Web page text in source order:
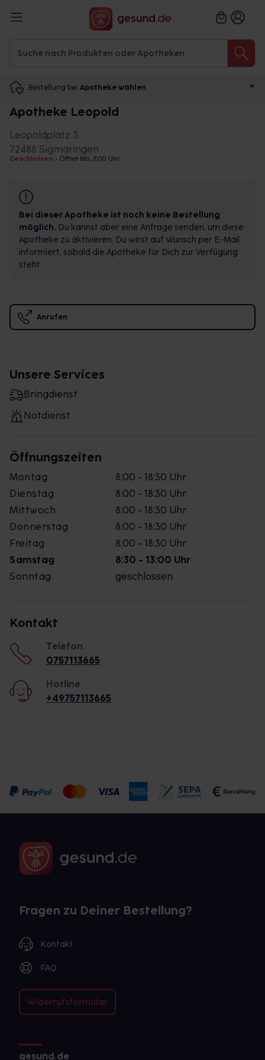
Bestellung bei Apotheke wählen
Apotheke Leopold
Leopoldplatz 3
72488 Sigmaringen
Geschlossen • Öffnet Mo., 8:00 Uhr
Bei dieser Apotheke ist noch keine Bestellung
möglich. Du kannst aber eine Anfrage senden, um diese
Apotheke zu aktivieren. Du wirst auf Wunsch per E-Mail
informiert, sobald die Apotheke für Dich zur Verfügung
steht.
Anrufen
Unsere Services
Bringdienst
Notdienst
Öffnungszeiten
Montag
8:00 - 18:30 Uhr
Dienstag
8:00 - 18:30 Uhr
Mittwoch
8:00 - 18:30 Uhr
Donnerstag
8:00 - 18:30 Uhr
Freitag
8:00 - 18:30 Uhr
Samstag
8:30 - 13:00 Uhr
Sonntag
geschlossen
Kontakt
Telefon
0757113665
Hotline
+49757113665
Fragen zu Deiner Bestellung?
Kontakt
FAQ
Widerrufsformular
gesund.de